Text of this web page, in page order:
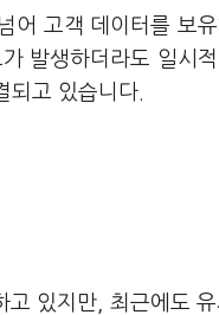
어 고객 데이터를 보
발생하더라도 일시
되고 있습니다.
있지만, 최근에도